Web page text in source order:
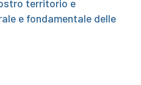
territorio e
e fondamentale delle